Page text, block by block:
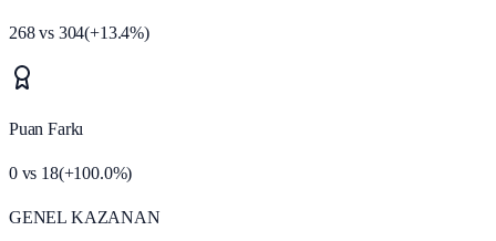
268vs 304(+13.4%)
Puan Farkı
0vs 18(+100.0%)
GENEL KAZANAN